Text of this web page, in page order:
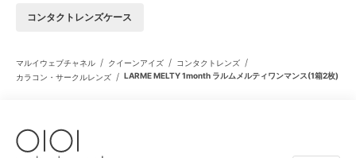
コンタクトレンズケース
マルイウェブチャネル / クイーンアイズ / コンタクトレンズ /
カラコン・サークルレンズ / LARME MELTY 1month ラルムメルティワンマンス(1箱2枚)